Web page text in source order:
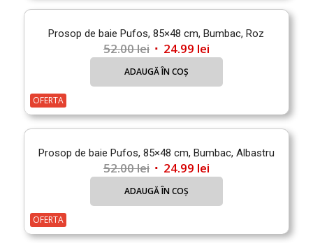
Prosop de baie Pufos, 85×48 cm, Bumbac, Roz
52.00lei Prețul
inițial
52.00 lei.
24.99 leiPrețul
curent
este:
ADAUGĂ ÎN COȘ
OFERTA
Prosop de baie Pufos, 85×48 cm, Bumbac, Albastru
52.00lei Prețul
inițial
52.00 lei.
24.99 leiPrețul
curent
este:
ADAUGĂ ÎN COȘ
OFERTA